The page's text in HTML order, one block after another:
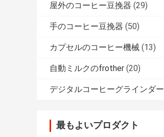
屋外のコーヒー豆挽器 (29)
手のコーヒー豆挽器 (50)
カプセルのコーヒー機械 (13)
自動ミルクのfrother (20)
デジタルコーヒーグラインダー
最もよいプロダクト